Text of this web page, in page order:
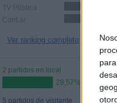
TV Pública
Cont.ar
Ver ranking completo
2 partidos en local
28,57%
5 partidos de visitante